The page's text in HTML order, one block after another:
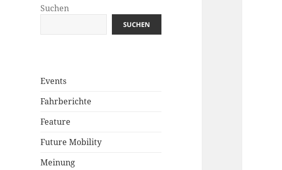
Suchen
SUCHEN
Events
Fahrberichte
Feature
Future Mobility
Meinung